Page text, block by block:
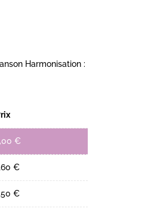
Harmonisation :
€
€
€